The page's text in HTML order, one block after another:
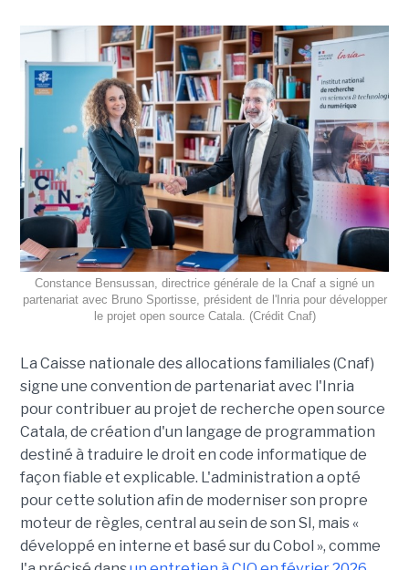
Constance Bensussan, directrice générale de la Cnaf a signé un
partenariat avec Bruno Sportisse, président de l'Inria pour développer
le projet open source Catala. (Crédit Cnaf)
La Caisse nationale des allocations familiales (Cnaf)
signe une convention de partenariat avec l'Inria
pour contribuer au projet de recherche open source
Catala, de création d'un langage de programmation
destiné à traduire le droit en code informatique de
façon fiable et explicable. L'administration a opté
pour cette solution afin de moderniser son propre
moteur de règles, central au sein de son SI, mais «
développé en interne et basé sur du Cobol », comme